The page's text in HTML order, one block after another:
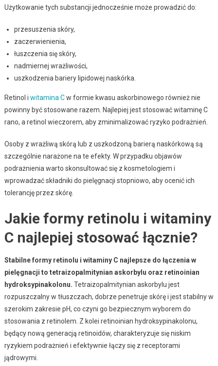
Użytkowanie tych substancji jednocześnie może prowadzić do:
przesuszenia skóry,
zaczerwienienia,
łuszczenia się skóry,
nadmiernej wrażliwości,
uszkodzenia bariery lipidowej naskórka.
Retinol i witamina Cw formie kwasu askorbinowego również nie
powinny być stosowane razem. Najlepiej jest stosować witaminę C
rano, a retinol wieczorem, aby zminimalizować ryzyko podrażnień.
Osoby z wrażliwą skórą lub z uszkodzoną barierą naskórkową są
szczególnie narażone na te efekty. W przypadku objawów
podrażnienia warto skonsultować się z kosmetologiem i
wprowadzać składniki do pielęgnacji stopniowo, aby ocenić ich
tolerancję przez skórę.
Jakie formy retinolu i witaminy
C najlepiej stosować łącznie?
Stabilne formy retinolu i witaminy C najlepsze do łączenia w
pielęgnacji to tetraizopalmitynian askorbylu oraz retinoinian
hydroksypinakolonu. Tetraizopalmitynian askorbylu jest
rozpuszczalny w tłuszczach, dobrze penetruje skórę i jest stabilny w
szerokim zakresie pH, co czyni go bezpiecznym wyborem do
stosowania z retinolem. Z kolei retinoinian hydroksypinakolonu,
będący nową generacją retinoidów, charakteryzuje się niskim
ryzykiem podrażnień i efektywnie łączy się z receptorami
jądrowymi.